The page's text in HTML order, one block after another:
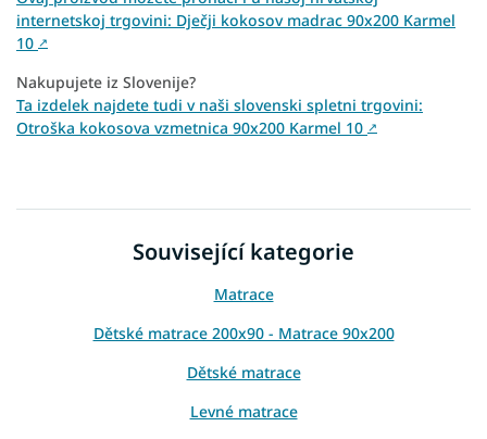
internetskoj trgovini: Dječji kokosov madrac 90x200 Karmel
10 ↗
Nakupujete iz Slovenije?
Ta izdelek najdete tudi v naši slovenski spletni trgovini:
Otroška kokosova vzmetnica 90x200 Karmel 10 ↗
Související kategorie
Matrace
Dětské matrace 200x90 - Matrace 90x200
Dětské matrace
Levné matrace